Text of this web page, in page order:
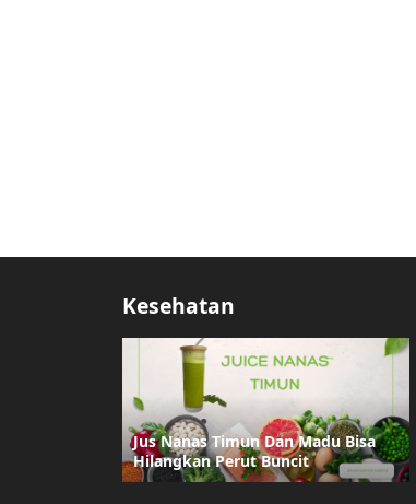
Kesehatan
Jus Nanas Timun Dan Madu Bisa
Hilangkan Perut Buncit